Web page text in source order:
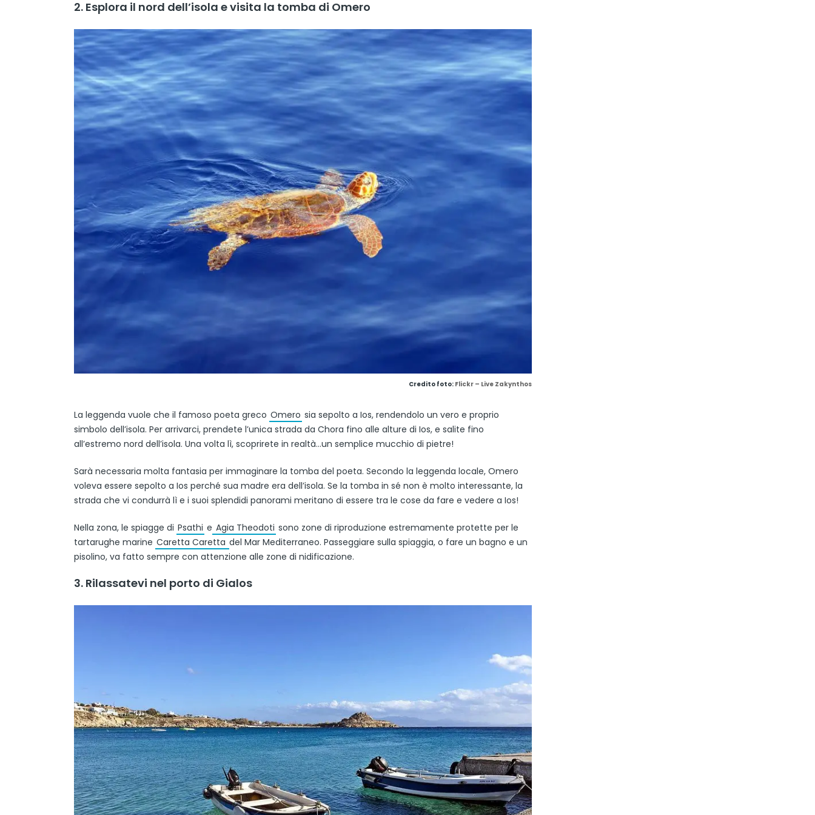
2. Esplora il nord dell’isola e visita la tomba di Omero
Credito foto: Flickr – Live Zakynthos
La leggenda vuole che il famoso poeta greco Omero sia sepolto a Ios, rendendolo un vero e proprio
simbolo dell’isola. Per arrivarci, prendete l’unica strada da Chora fino alle alture di Ios, e salite fino
all’estremo nord dell’isola. Una volta lì, scoprirete in realtà…un semplice mucchio di pietre!
Sarà necessaria molta fantasia per immaginare la tomba del poeta. Secondo la leggenda locale, Omero
voleva essere sepolto a Ios perché sua madre era dell’isola. Se la tomba in sé non è molto interessante, la
strada che vi condurrà lì e i suoi splendidi panorami meritano di essere tra le cose da fare e vedere a Ios!
Nella zona, le spiagge di Psathi e Agia Theodoti sono zone di riproduzione estremamente protette per le
tartarughe marine Caretta Caretta del Mar Mediterraneo. Passeggiare sulla spiaggia, o fare un bagno e un
pisolino, va fatto sempre con attenzione alle zone di nidificazione.
3. Rilassatevi nel porto di Gialos